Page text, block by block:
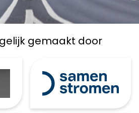
gemaakt door